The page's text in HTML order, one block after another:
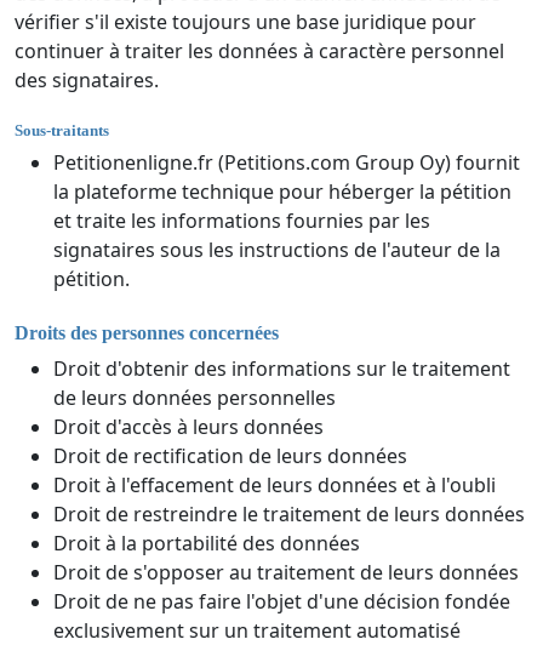
vérifier s'il existe toujours une base juridique pour
continuer à traiter les données à caractère personnel
des signataires.
Sous-traitants
Petitionenligne.fr (Petitions.com Group Oy) fournit
la plateforme technique pour héberger la pétition
et traite les informations fournies par les
signataires sous les instructions de l'auteur de la
pétition.
Droits des personnes concernées
Droit d'obtenir des informations sur le traitement
de leurs données personnelles
Droit d'accès à leurs données
Droit de rectification de leurs données
Droit à l'effacement de leurs données et à l'oubli
Droit de restreindre le traitement de leurs données
Droit à la portabilité des données
Droit de s'opposer au traitement de leurs données
Droit de ne pas faire l'objet d'une décision fondée
exclusivement sur un traitement automatisé